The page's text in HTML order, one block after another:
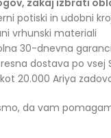
zakaj izbrati
potiski in udobni
vrhunski materiali
30-dnevna
dostava po
20.000 Ariya
da vam